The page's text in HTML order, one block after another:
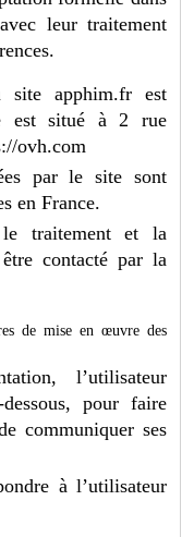
leur traitement
site apphim.fr est
est situé à 2 rue
ovh.com
par le site sont
en France.
le traitement et la
contacté par la
de mise en œuvre des
l’utilisateur
pour faire
communiquer ses
à l’utilisateur